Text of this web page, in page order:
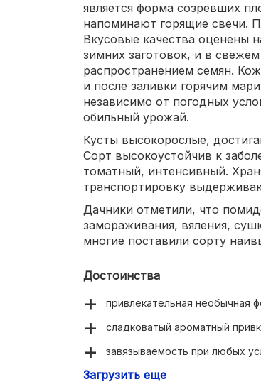
является форма созревших
напоминают горящие свечи.
Вкусовые качества оценены
зимних заготовок, и в
распространением семян.
и после заливки горячим
независимо от погодных
обильный урожай.
Кусты высокорослые,
Сорт высокоустойчив к
томатный, интенсивный.
транспортировку
Дачники отметили, что
замораживания, вяления,
многие поставили сорту
Достоинства
привлекательная необычная
сладковатый ароматный
завязываемость при любых
длительный срок
Загрузить еще